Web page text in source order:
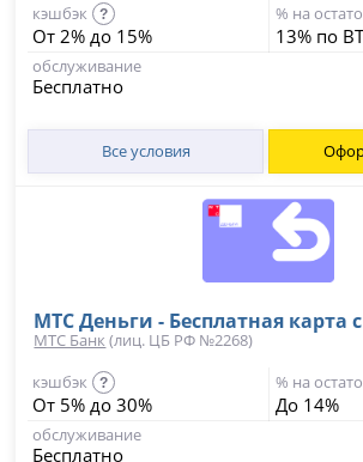
кэшбэк
?
От 2% до 15%
% на
13% по
обслуживание
Бесплатно
Все условия
МТС Деньги - Бесплатная карта
МТС Банк (лиц. ЦБ РФ №2268)
кэшбэк
?
От 5% до 30%
% на
До 14%
обслуживание
Бесплатно